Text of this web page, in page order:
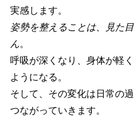
実感します。
姿勢を整えることは、見た
ん。
呼吸が深くなり、身体が軽
ようになる。
そして、その変化は日常の
つながっていきます。